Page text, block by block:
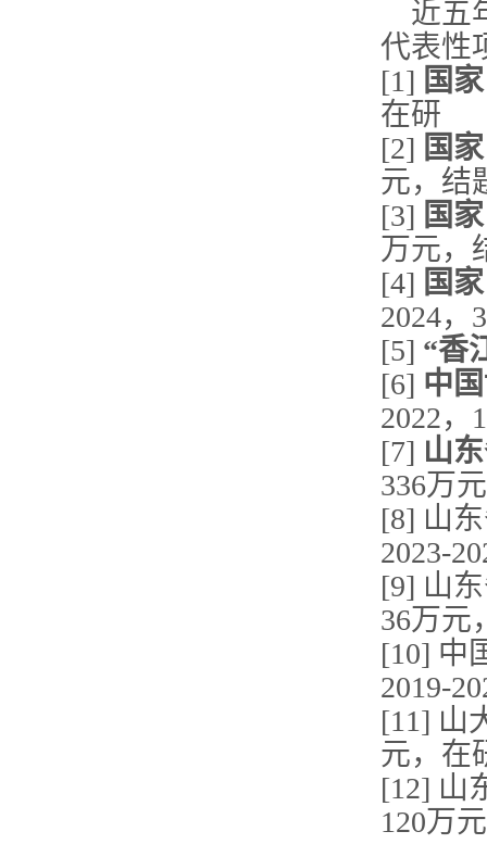
近五
代表性
[1] 国
在研
[2] 国
元，结
[3] 国
万元，
[4] 国
2024，
[5] “香
[6] 中
2022，
[7] 山
336万
[8] 山
2023-
[9] 山
36万元
[10] 中
2019-
[11] 山
元，在
[12] 山
120万